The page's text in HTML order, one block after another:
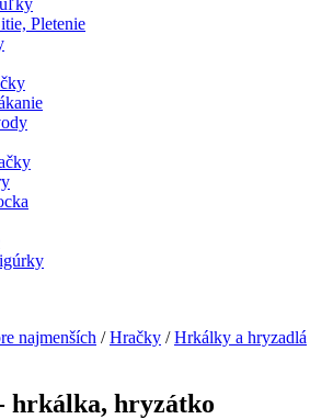
Pletenie
najmenších /Hračky /Hrkálky a hryzadlá
hrkálka, hryzátko